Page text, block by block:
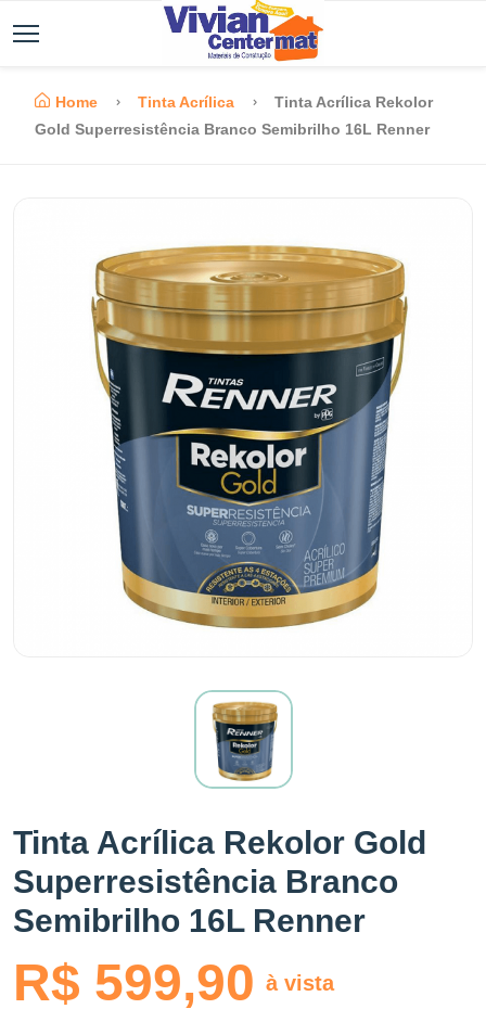
Home Tinta Acrílica
Tinta Acrílica Rekolor
Gold Superresistência Branco Semibrilho 16L Renner
Tinta Acrílica Rekolor Gold
Superresistência Branco
Semibrilho 16L Renner
R$ 599,90 à vista